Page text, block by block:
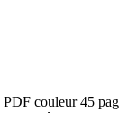
couleur 45